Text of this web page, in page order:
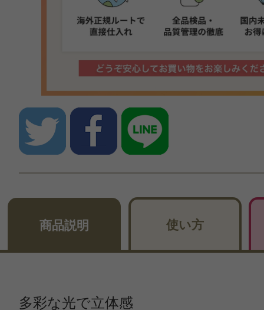
商品説明 使い方
多彩な光で立体感